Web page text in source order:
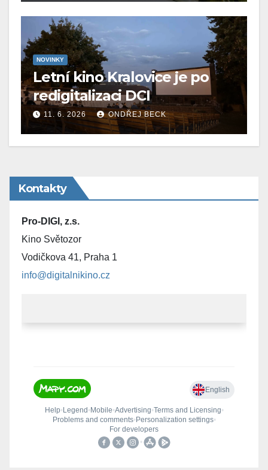
NOVINKY
Letní kino Kralovice je po
redigitalizaci DCI
11. 6. 2026 ONDŘEJ BECK
Kontakty
Pro-DIGI, z.s.
Kino Světozor
Vodičkova 41, Praha 1
info@digitalnikino.cz